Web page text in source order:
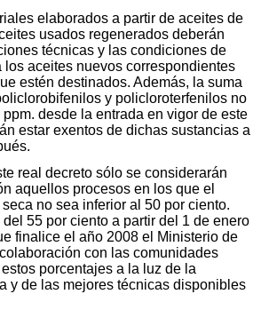
elaborados a partir de aceites de
usados regenerados deberán
técnicas y las condiciones de
aceites nuevos correspondientes
estén destinados. Además, la suma
y policloroterfenilos no
desde la entrada en vigor de este
estar exentos de dichas sustancias a
real decreto sólo se considerarán
aquellos procesos en los que el
no sea inferior al 50 por ciento.
55 por ciento a partir del 1 de enero
finalice el año 2008 el Ministerio de
con las comunidades
porcentajes a la luz de la
y de las mejores técnicas disponibles